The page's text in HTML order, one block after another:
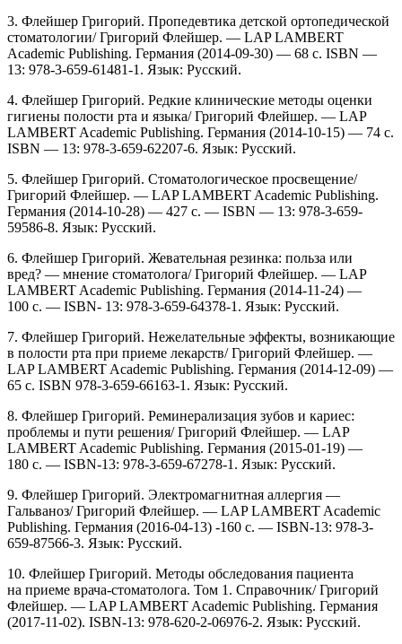
3. Флейшер Григорий. Пропедевтика детской ортопедической
стоматологии/ Григорий Флейшер. — LAP LAMBERT
Academic Publishing. Германия (2014-09-30) — 68 с. ISBN —
13: 978-3-659-61481-1. Язык: Русский.
4. Флейшер Григорий. Редкие клинические методы оценки
гигиены полости рта и языка/ Григорий Флейшер. — LAP
LAMBERT Academic Publishing. Германия (2014-10-15) — 74 с.
ISBN — 13: 978-3-659-62207-6. Язык: Русский.
5. Флейшер Григорий. Стоматологическое просвещение/
Григорий Флейшер. — LAP LAMBERT Academic Publishing.
Германия (2014-10-28) — 427 с. — ISBN — 13: 978-3-659-
59586-8. Язык: Русский.
6. Флейшер Григорий. Жевательная резинка: польза или
вред? — мнение стоматолога/ Григорий Флейшеp. — LAP
LAMBERT Academic Publishing. Германия (2014-11-24) —
100 с. — ISBN- 13: 978-3-659-64378-1. Язык: Русский.
7. Флейшер Григорий. Нежелательные эффекты, возникающие
в полости рта при приеме лекарств/ Григорий Флейшеp. —
LAP LAMBERT Academic Publishing. Германия (2014-12-09) —
65 c. ISBN 978-3-659-66163-1. Язык: Русский.
8. Флейшер Григорий. Реминерализация зубов и кариес:
проблемы и пути решения/ Григорий Флейшеp. — LAP
LAMBERT Academic Publishing. Германия (2015-01-19) —
180 c. — ISBN-13: 978-3-659-67278-1. Язык: Русский.
9. Флейшер Григорий. Электромагнитная аллергия —
Гальваноз/ Григорий Флейшеp. — LAP LAMBERT Academic
Publishing. Германия (2016-04-13) -160 c. — ISBN-13: 978-3-
659-87566-3. Язык: Русский.
10. Флейшер Григорий. Методы обследования пациента
на приеме врача-стоматолога. Том 1. Справочник/ Григорий
Флейшеp. — LAP LAMBERT Academic Publishing. Германия
(2017-11-02). ISBN-13: 978-620-2-06976-2. Язык: Русский.